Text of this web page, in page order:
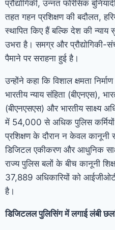
प्रौद्योगिकी, उन्नत फोरेंसिक
तहत गहन प्रशिक्षण की बदौलत,
स्थापित किए हैं बल्कि देश की न्याय
उभरा है। समग्र और
पैमाने पर सराहना हुई है।
उन्होंने कहा कि विशाल क्षमता
भारतीय न्याय संहिता (बीएनएस),
(बीएनएसएस) और भारतीय साक्ष्य
में 54,000 से अधिक पुलिस कर्मियों
प्रशिक्षण के दौरान न केवल कानूनी
डिजिटल एकीकरण और आधुनिक
राज्य पुलिस बलों के बीच कानूनी
37,889 अधिकारियों को आईजीओटी
है।
डिजिटलल पुलिसिंग में लगाई लंबी